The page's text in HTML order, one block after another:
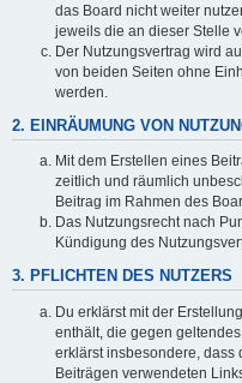
das Board nicht weiter
jeweils die an dieser Stelle
Der Nutzungsvertrag wird
von beiden Seiten ohne
werden.
2. EINRÄUMUNG VON
Mit dem Erstellen eines
zeitlich und räumlich
Beitrag im Rahmen des
Das Nutzungsrecht nach
Kündigung des
3. PFLICHTEN DES NUTZERS
Du erklärst mit der
enthält, die gegen
erklärst insbesondere, dass
Beiträgen verwendeten